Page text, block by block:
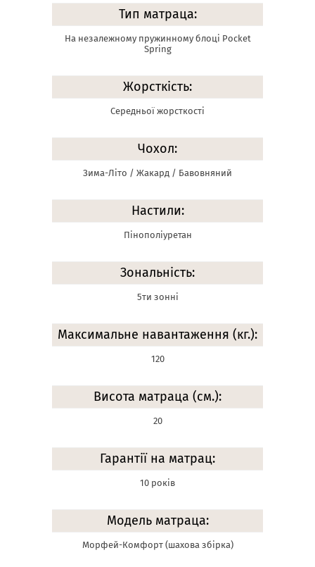
Тип матраца:
На незалежному пружинному блоці Pocket
Spring
Жорсткість:
Середньої жорсткості
Чохол:
Зима-Літо / Жакард / Бавовняний
Настили:
Пінополіуретан
Зональність:
5ти зонні
Максимальне навантаження (кг.):
120
Висота матраца (см.):
20
Гарантії на матрац:
10 років
Модель матраца:
Морфей-Комфорт (шахова збірка)